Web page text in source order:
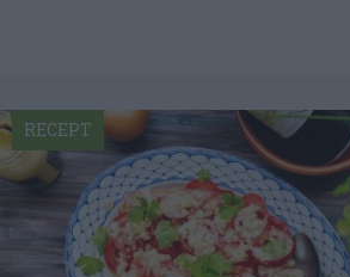
RECEPT